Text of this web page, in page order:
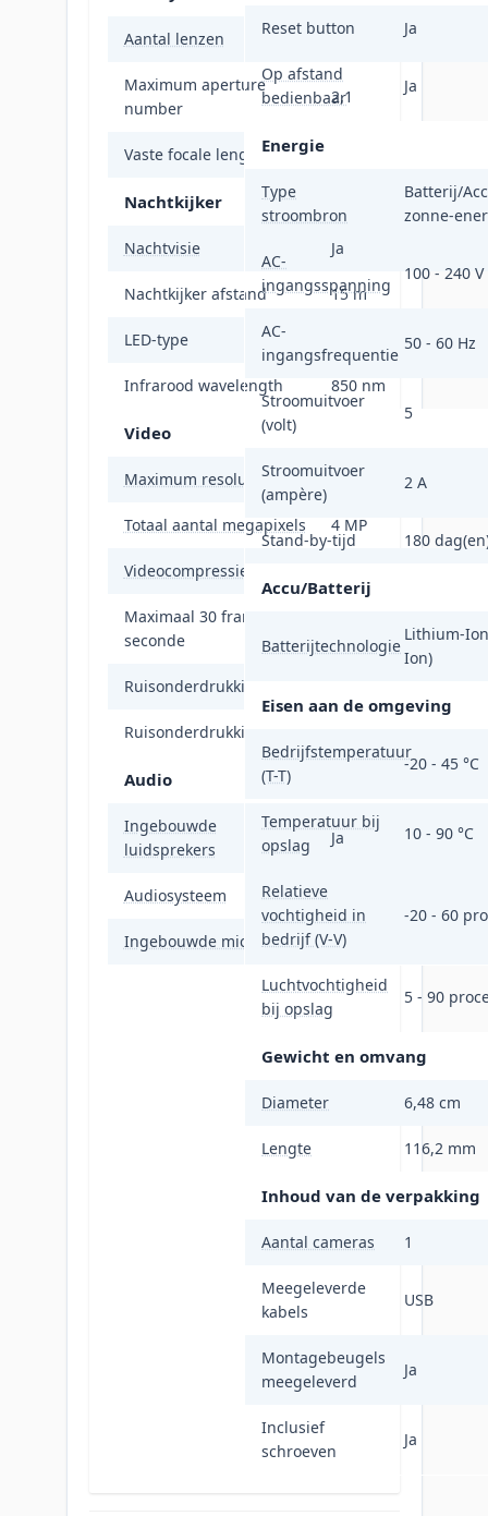
Aantal lenzen 1
Maximum aperture
number
2,1
Vaste focale lengte
Nachtkijker
Nachtvisie Ja
Nachtkijker afstand 15 m
LED-type
Infrarood wavelength 850 nm
Video
Maximum resolutie 2560 x 1440 Pixels
Totaal aantal megapixels 4 MP
Videocompressieformaten
Maximaal 30 frames per
seconde
Ruisonderdrukking
Ruisonderdrukkingstechnologie
Audio
Ingebouwde
luidsprekers
Ja
Audiosysteem
Ingebouwde microfoon Ja
Reset button Ja
Op afstand
bedienbaar
Ja
Energie
Type
stroombron
Batterij/
zonne-
AC-
ingangsspanning
100 - 240 V
AC-
ingangsfrequentie
50 - 60 Hz
Stroomuitvoer
(volt)
5
Stroomuitvoer
(ampère)
2 A
Stand-by-tijd 180
Accu/Batterij
Batterijtechnologie
Lithium-
Ion)
Eisen aan de omgeving
Bedrijfstemperatuur
(T-T)
-20 - 45 °C
Temperatuur bij
opslag
10 - 90 °C
Relatieve
vochtigheid in
bedrijf (V-V)
-20 - 60
Luchtvochtigheid
bij opslag
5 - 90
Gewicht en omvang
Diameter 6,48 cm
Lengte 116,2 mm
Inhoud van de verpakking
Aantal cameras 1
Meegeleverde
kabels
USB
Montagebeugels
meegeleverd
Ja
Inclusief
schroeven
Ja